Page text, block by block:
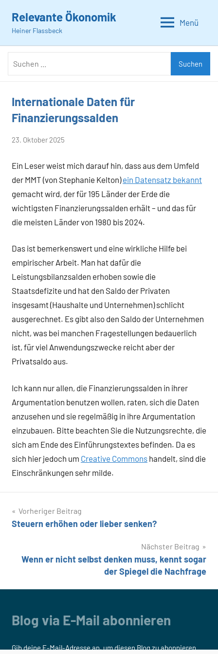
Inhalt
springen
Relevante Ökonomik
Heiner Flassbeck
Menü
Suchen
Allgemein
Internationale Daten für
Finanzierungssalden
von
Flassbeck
23. Oktober 2025
Ein Leser weist mich darauf hin, dass aus dem Umfeld
der MMT (von Stephanie Kelton)ein Datensatz bekannt
gemacht wird, der für 195 Länder der Erde die
wichtigsten Finanzierungssalden erhält – und das für
die meisten Länder von 1980 bis 2024.
Das ist bemerkenswert und eine wirkliche Hilfe bei
empirischer Arbeit. Man hat dafür die
Leistungsbilanzsalden erhoben sowie die
Staatsdefizite und hat den Saldo der Privaten
insgesamt (Haushalte und Unternehmen) schlicht
ausgerechnet. Es gibt also den Saldo der Unternehmen
nicht, was bei manchen Fragestellungen bedauerlich
ist, für viel Anwendungszwecke reicht aber der
Privatsaldo aus.
Ich kann nur allen, die Finanzierungssalden in ihrer
Argumentation benutzen wollen, raten, sich die Daten
anzusehen und sie regelmäßig in ihre Argumentation
einzubauen. Bitte beachten Sie die Nutzungsrechte, die
sich am Ende des Einführungstextes befinden. Da es
sich hier jedoch um Creative Commons handelt, sind die
Einschränkungen sehr milde.
Beitragsnavigation
Vorheriger Beitrag
Steuern erhöhen oder lieber senken?
Nächster Beitrag
Wenn er nicht selbst denken muss, kennt sogar
der Spiegel die Nachfrage
Blog via E-Mail abonnieren
Gib deine E-Mail-Adresse an, um diesen Blog zu abonnieren